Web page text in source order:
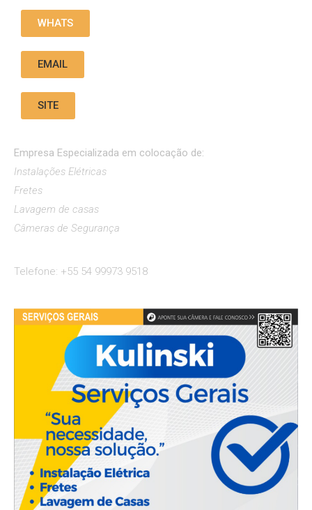
WHATS
EMAIL
SITE
Empresa Especializada em colocação de:
Instalações Elétricas
Fretes
Lavagem de casas
Câmeras de Segurança
Telefone: +55 54 99973 9518